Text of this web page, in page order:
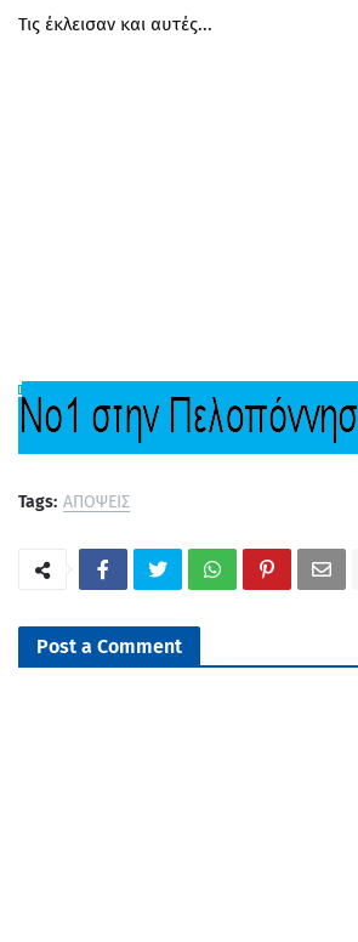
Τις έκλεισαν και αυτές...
Tags: ΑΠΟΨΕΙΣ
Post a Comment